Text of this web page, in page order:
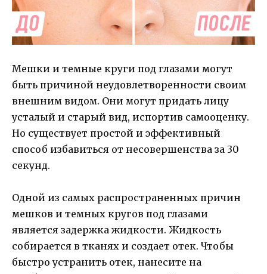
Мешки и темные круги под глазами могут
быть причиной неудовлетворенности своим
внешним видом. Они могут придать лицу
усталый и старый вид, испортив самооценку.
Но существует простой и эффективный
способ избавиться от несовершенства за 30
секунд.
Одной из самых распространенных причин
мешков и темных кругов под глазами
является задержка жидкости. Жидкость
собирается в тканях и создает отек. Чтобы
быстро устранить отек, нанесите на